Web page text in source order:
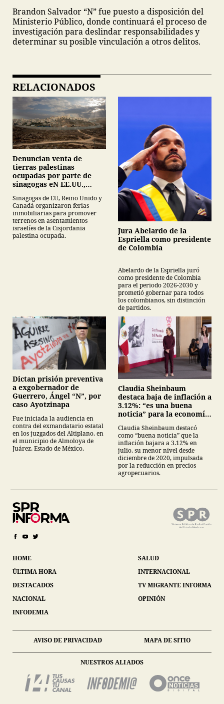
Brandon Salvador “N” fue puesto a disposición del
Ministerio Público, donde continuará el proceso de
investigación para deslindar responsabilidades y
determinar su posible vinculación a otros delitos.
RELACIONADOS
Denuncian venta de
tierras palestinas
ocupadas por parte de
sinagogas eN EE.UU.,
Sinagogas de EU, Reino Unido y
Canadá organizaron ferias
inmobiliarias para promover
terrenos en asentamientos
israelíes de la Cisjordania
palestina ocupada.
Jura Abelardo de la
Espriella como presidente
de Colombia
Abelardo de la Espriella juró
como presidente de Colombia
para el periodo 2026-2030 y
prometió gobernar para todos
los colombianos, sin distinción
de partidos.
Dictan prisión preventiva
a exgobernador de
Guerrero, Ángel “N”, por
caso Ayotzinapa
Fue iniciada la audiencia en
contra del exmandatario estatal
en los juzgados del Altiplano, en
el municipio de Almoloya de
Juárez, Estado de México.
Claudia Sheinbaum
destaca baja de inflación a
3.12%: “es una buena
noticia” para la economía
Claudia Sheinbaum destacó
como “buena noticia” que la
inflación bajara a 3.12% en
julio, su menor nivel desde
diciembre de 2020, impulsada
por la reducción en precios
agropecuarios.
HOME
ÚLTIMA HORA
DESTACADOS
NACIONAL
INFODEMIA
SALUD
INTERNACIONAL
TV MIGRANTE INFORMA
OPINIÓN
AVISO DE PRIVACIDAD MAPA DE SITIO
NUESTROS ALIADOS